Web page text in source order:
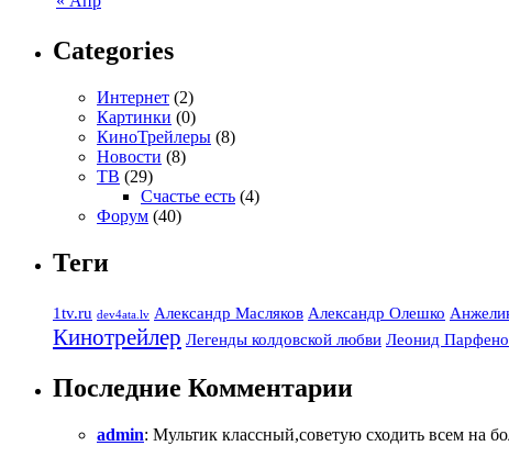
Categories
Интернет (2)
Картинки (0)
КиноТрейлеры (8)
Новости (8)
ТВ (29)
Счастье есть (4)
Форум (40)
Теги
1tv.ru dev4ata.lv Александр Масляков Александр Олешко
Кинотрейлер Легенды колдовской любви Леонид
Последние Комментарии
admin: Мультик классный,советую сходить всем на